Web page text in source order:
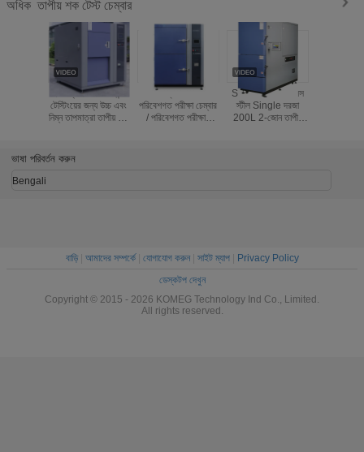
অধিকতাপীয় শক টেস্ট চেম্বার
ইলেকট্রনিক্স পারফরমেন্স
টেস্টিংয়ের জন্য উচ্চ এবং
নিম্ন তাপমাত্রা তাপীয় শক
তাপমাত্রা শক টেস্ট
পরিবেশগত পরীক্ষা চেম্বার
/ পরিবেশগত পরীক্ষার
SUS304 স্টেইনলেস
স্টীল Single দরজা
200L 2-জোন তাপীয়
ভাষা পরিবর্তন করুন
Bengali
বাড়ি| আমাদের সম্পর্কে| যোগাযোগ করুন| সাইট ম্যাপ|
Privacy Policy
ডেস্কটপ দেখুন
Copyright © 2015 - 2026 KOMEG Technology Ind Co., Limited.
All rights reserved.